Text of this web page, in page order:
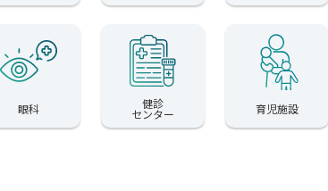
眼科 健診
センター 育児施設